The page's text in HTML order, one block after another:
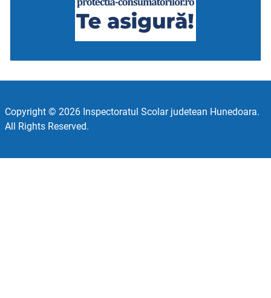
Copyright © 2026 Inspectoratul Scolar judetean Hunedoara.
All Rights Reserved.